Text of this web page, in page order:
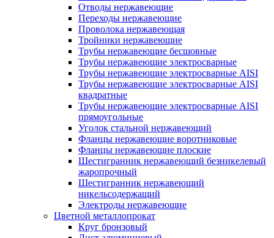
Отводы нержавеющие
Переходы нержавеющие
Проволока нержавеющая
Тройники нержавеющие
Трубы нержавеющие бесшовные
Трубы нержавеющие электросварные
Трубы нержавеющие электросварные AISI
Трубы нержавеющие электросварные AISI
квадратные
Трубы нержавеющие электросварные AISI
прямоугольные
Уголок стальной нержавеющий
Фланцы нержавеющие воротниковые
Фланцы нержавеющие плоские
Шестигранник нержавеющий безникелевый
жаропрочный
Шестигранник нержавеющий
никельсодержащий
Электроды нержавеющие
Цветной металлопрокат
Круг бронзовый